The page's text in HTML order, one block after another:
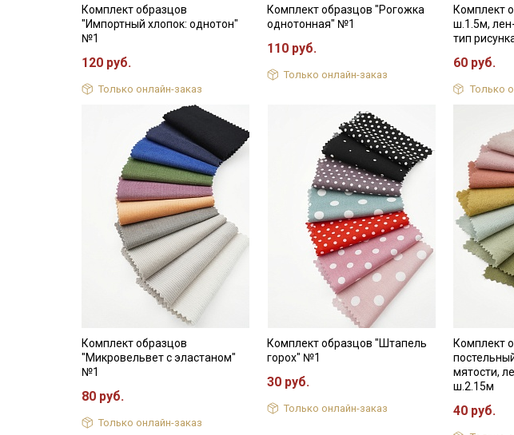
Комплект образцов
"Импортный хлопок: однотон"
№1
120 руб.
Только онлайн-заказ
Комплект образцов "Рогожка
однотонная" №1
110 руб.
Только онлайн-заказ
Комплект
ш.1.5м,
тип
60 руб.
Только
Комплект образцов
"Микровельвет с эластаном"
№1
80 руб.
Только онлайн-заказ
Комплект образцов "Штапель
горох" №1
30 руб.
Только онлайн-заказ
Комплект
мятости,
ш.2.15м
40 руб.
Мы публикуем
промокоды и